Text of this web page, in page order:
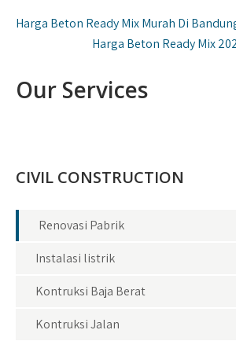
Navigasi
Harga Beton Ready Mix Murah Di
Harga Beton Ready Mix
Our Services
CIVIL CONSTRUCTION
Renovasi Pabrik
Instalasi listrik
Kontruksi Baja Berat
Kontruksi Jalan